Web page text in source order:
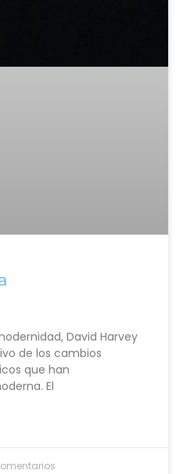
David Harvey
de los cambios
que han
El